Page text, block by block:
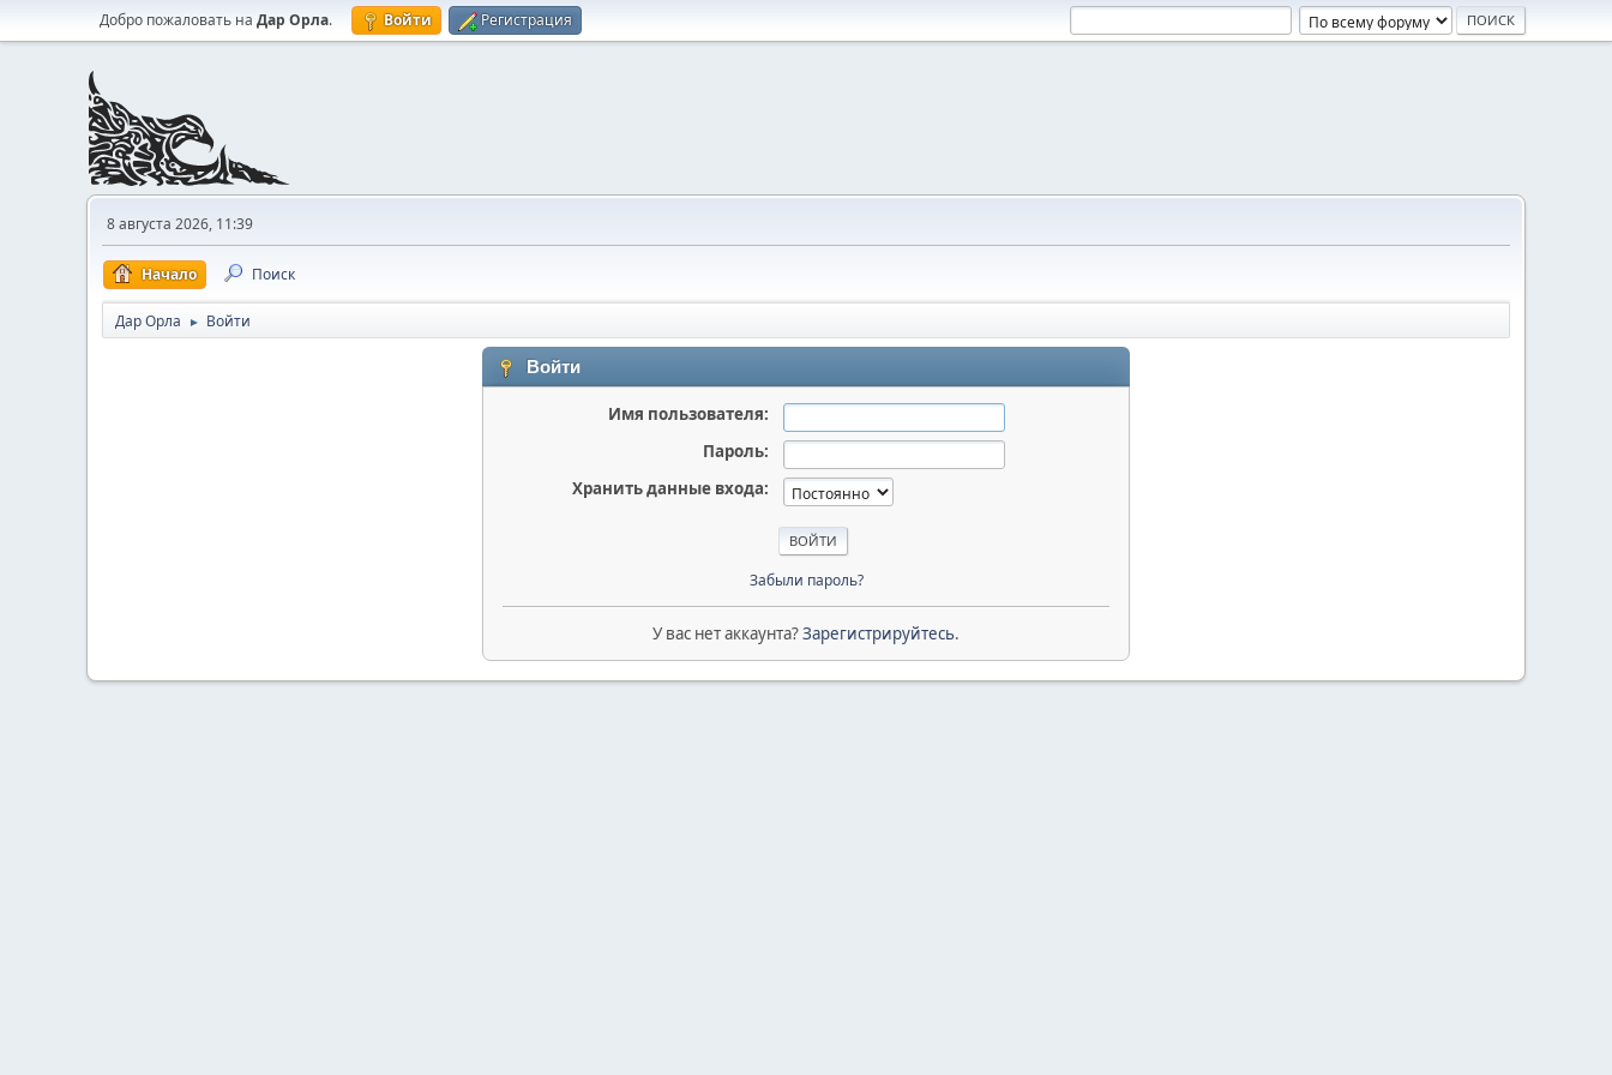
Добро пожаловать на Дар Орла. Войти Регистрация
8 августа 2026, 11:39
Начало Поиск
Дар Орла ► Войти
Войти
Имя пользователя:
Пароль:
Хранить данные входа:
Забыли пароль?
У вас нет аккаунта?Зарегистрируйтесь.